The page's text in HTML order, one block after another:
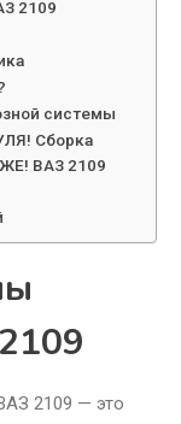
2109
системы
Сборка
ВАЗ 2109
2109 — это